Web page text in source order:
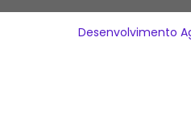
Desenvolvimento